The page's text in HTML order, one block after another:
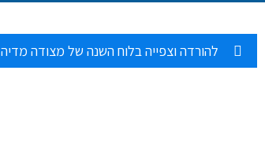
להורדה וצפייה בלוח השנה של מצודה מדיה